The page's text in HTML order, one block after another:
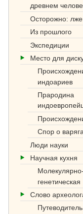
древнем
Осторожно:
Из прошлого
Экспедиции
Место для
индоариев
Прародина
Спор о
Люди науки
Научная кухня
генетическая
Слово